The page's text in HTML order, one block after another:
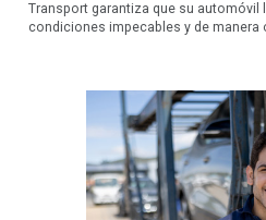
Transport garantiza que su automóvil
condiciones impecables y de manera